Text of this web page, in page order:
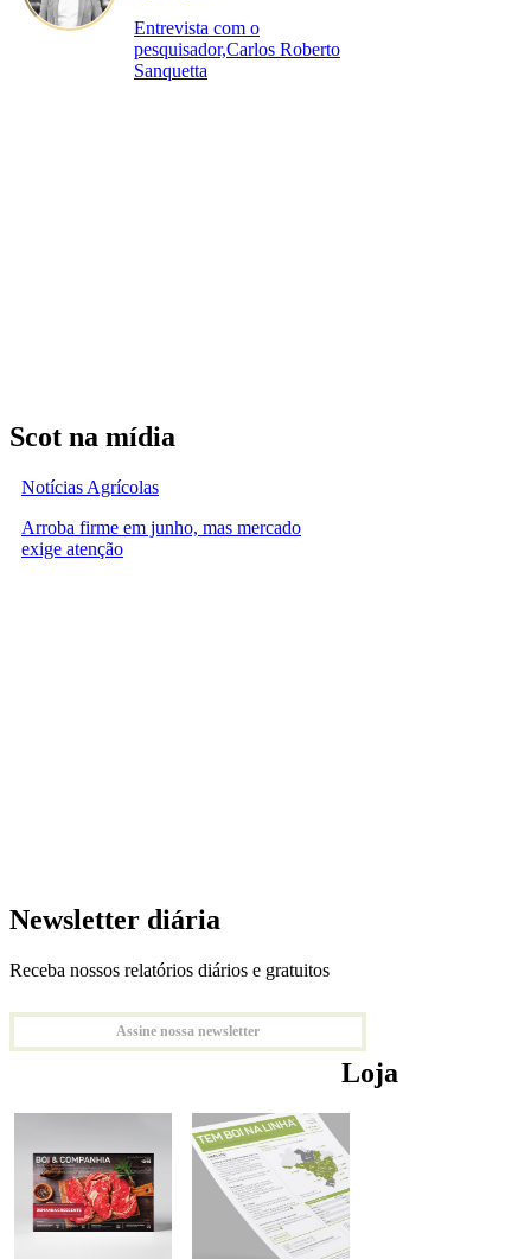
Entrevista com o
pesquisador,Carlos Roberto
Sanquetta
Scot na mídia
Notícias Agrícolas
Arroba firme em junho, mas mercado
exige atenção
Newsletter diária
Receba nossos relatórios diários e gratuitos
Assine nossa newsletter
Loja